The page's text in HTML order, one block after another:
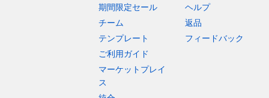
期間限定セール
チーム
テンプレート
ご利用ガイド
マーケットプレイ
ス
ヘルプ
返品
フィードバック